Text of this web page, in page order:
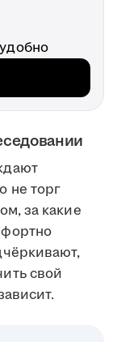
не торг
за какие
свой